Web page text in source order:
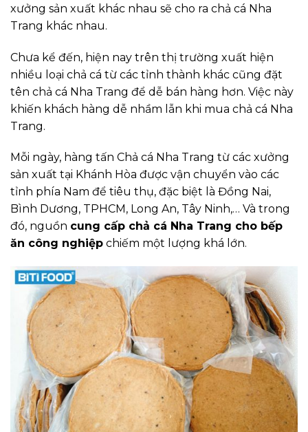
xưởng sản xuất khác nhau sẽ cho ra chả cá Nha
Trang khác nhau.
Chưa kể đến, hiện nay trên thị trường xuất hiện
nhiều loại chả cá từ các tỉnh thành khác cũng đặt
tên chả cá Nha Trang để dễ bán hàng hơn. Việc này
khiến khách hàng dễ nhầm lẫn khi mua chả cá Nha
Trang.
Mỗi ngày, hàng tấn Chả cá Nha Trang từ các xưởng
sản xuất tại Khánh Hòa được vận chuyển vào các
tỉnh phía Nam để tiêu thụ, đặc biệt là Đồng Nai,
Bình Dương, TPHCM, Long An, Tây Ninh,… Và trong
đó, nguồn cung cấp chả cá Nha Trang cho bếp
ăn công nghiệp chiếm một lượng khá lớn.